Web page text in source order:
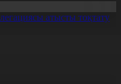
атысты тоқтату